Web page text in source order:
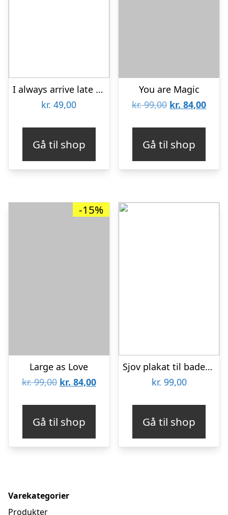
I always arrive late – sjov citatplakat til kontoret
kr. 49,00
Gå til shop
You are Magic
kr.99,00 Den
kr. 99,00.
kr. 84,00Den
kr.
Gå til shop
-15%
Large as Love
kr.99,00 Den
kr. 99,00.
kr. 84,00Den
kr. 84,00.
Gå til shop
Sjov plakat til badeværelset – filmplakat med masser af toilethumor
kr. 99,00
Gå til shop
Varekategorier
Produkter